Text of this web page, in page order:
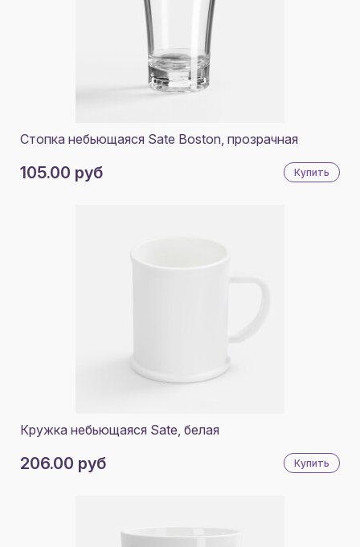
Стопка небьющаяся Sate Boston, прозрачная
105.00 руб Купить
Кружка небьющаяся Sate, белая
206.00 руб Купить